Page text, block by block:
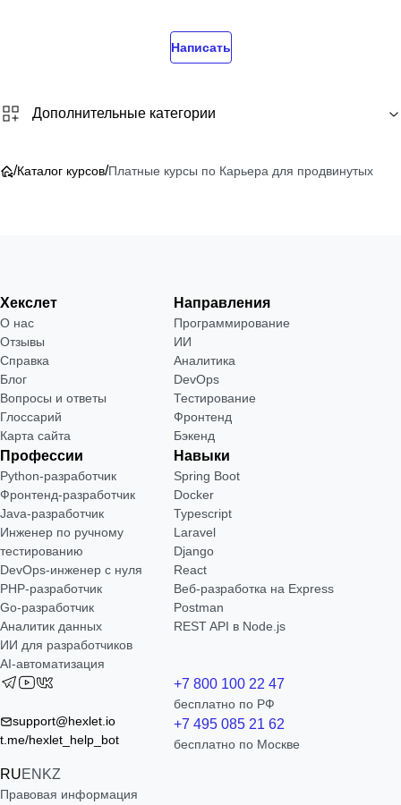
Написать
Дополнительные категории
/Каталог курсов/Платные курсы по Карьера для продвинутых
Хекслет
О нас
Отзывы
Справка
Блог
Вопросы и ответы
Глоссарий
Карта сайта
Направления
Программирование
ИИ
Аналитика
DevOps
Тестирование
Фронтенд
Бэкенд
Профессии
Python-разработчик
Фронтенд-разработчик
Java-разработчик
Инженер по ручному
тестированию
DevOps-инженер с нуля
РНР-разработчик
Go-разработчик
Аналитик данных
ИИ для разработчиков
AI-автоматизация
Навыки
Spring Boot
Docker
Typescript
Laravel
Django
React
Веб-разработка на Express
Postman
REST API в Node.js
support@hexlet.io
t.me/hexlet_help_bot
RUEN KZ
+7 800 100 22 47
бесплатно по РФ
+7 495 085 21 62
бесплатно по Москве
Правовая информация